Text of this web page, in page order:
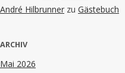
André Hilbrunner zu Gästebuch
ARCHIV
Mai 2026